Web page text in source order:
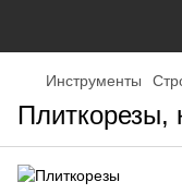
Инструменты
Плиткорезы,